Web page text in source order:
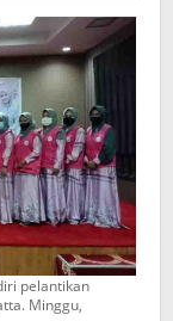
pelantikan
Minggu,